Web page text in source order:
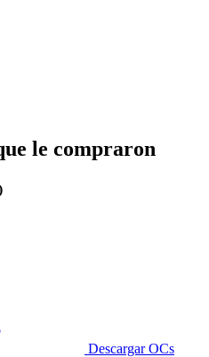
le compraron
Descargar OCs